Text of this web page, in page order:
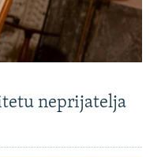
neprijatelja